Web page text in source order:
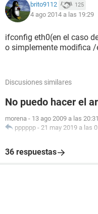
brito9112 125
4 ago 2014 a las 19:29
ifconfig eth0(en el caso
o simplemente modifica
Discusiones similares
No puedo hacer el
morena - 13 ago 2009 a las 20:31
pppppp - 21 may 2019 a las
36 respuestas